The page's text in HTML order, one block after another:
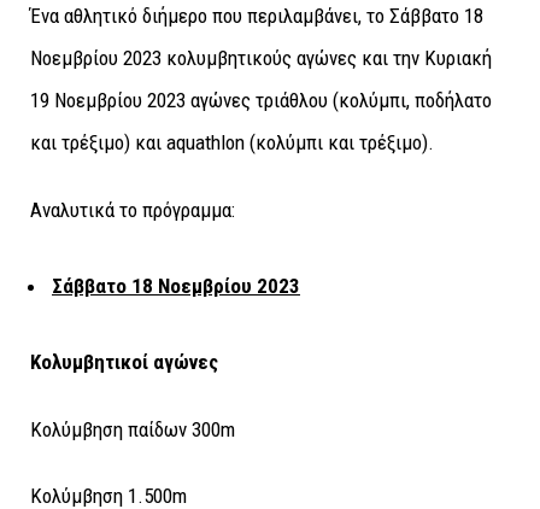
Ένα αθλητικό διήμερο που περιλαμβάνει, το Σάββατο 18
Νοεμβρίου 2023 κολυμβητικούς αγώνες και την Κυριακή
19 Νοεμβρίου 2023 αγώνες τριάθλου (κολύμπι, ποδήλατο
και τρέξιμο) και aquathlon (κολύμπι και τρέξιμο).
Αναλυτικά το πρόγραμμα:
Σάββατο 18 Νοεμβρίου 2023
Κολυμβητικοί αγώνες
Κολύμβηση παίδων 300m
Κολύμβηση 1.500m